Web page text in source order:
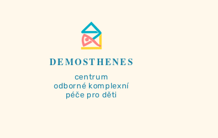
DEMOSTHENES
centrum
odborné komplexní
péče pro děti